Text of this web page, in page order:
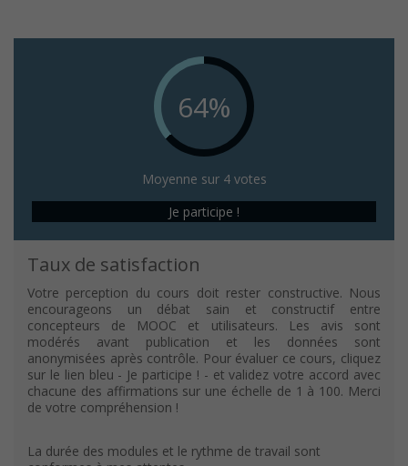
64%
Moyenne sur 4 votes
Je participe !
Taux de satisfaction
Votre perception du cours doit rester constructive. Nous
encourageons un débat sain et constructif entre
concepteurs de MOOC et utilisateurs. Les avis sont
modérés avant publication et les données sont
anonymisées après contrôle. Pour évaluer ce cours, cliquez
sur le lien bleu - Je participe ! - et validez votre accord avec
chacune des affirmations sur une échelle de 1 à 100. Merci
de votre compréhension !
La durée des modules et le rythme de travail sont